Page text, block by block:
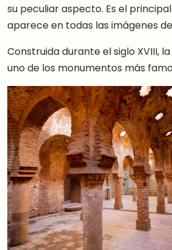
su peculiar aspecto. Es el
aparece en todas las imágenes
Construida durante el siglo XVIII, la
uno de los monumentos más